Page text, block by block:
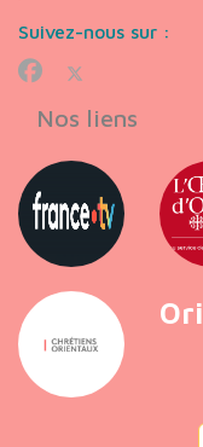
Suivez-nous sur :
Nos liens